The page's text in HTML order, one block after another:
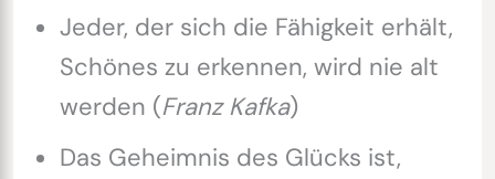
Jeder, der sich die Fähigkeit erhält,
Schönes zu erkennen, wird nie alt
werden (Franz Kafka)
Das Geheimnis des Glücks ist,